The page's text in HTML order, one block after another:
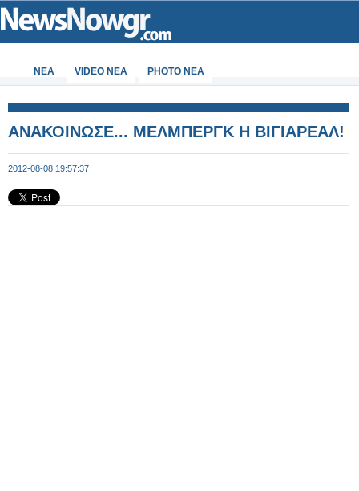
ΝΕΑ VIDEO NEA PHOTO NEA
ΑΝΑΚΟΙΝΩΣΕ... ΜΕΛΜΠΕΡΓΚ Η ΒΙΓΙΑΡΕΑΛ!
2012-08-08 19:57:37